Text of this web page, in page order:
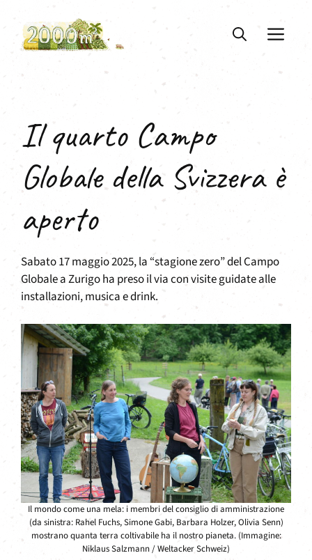
contenuto
Il quarto Campo
Globale della Svizzera è
aperto
Sabato 17 maggio 2025, la “stagione zero” del Campo
Globale a Zurigo ha preso il via con visite guidate alle
installazioni, musica e drink.
Il mondo come una mela: i membri del consiglio di amministrazione
(da sinistra: Rahel Fuchs, Simone Gabi, Barbara Holzer, Olivia Senn)
mostrano quanta terra coltivabile ha il nostro pianeta. (Immagine:
Niklaus Salzmann / Weltacker Schweiz)